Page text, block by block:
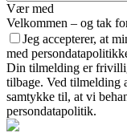
Vær med
Velkommen – og tak
Jeg accepterer, at
med
Din tilmelding er
tilbage. Ved tilmelding
samtykke til, at vi
persondatapolitik.